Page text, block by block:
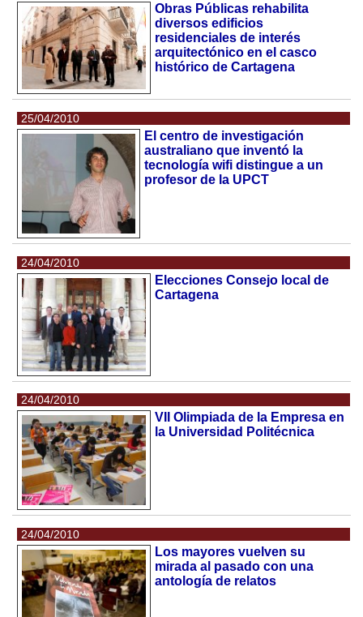
Obras Públicas rehabilita
diversos edificios
residenciales de interés
arquitectónico en el casco
histórico de Cartagena
25/04/2010
El centro de investigación
australiano que inventó la
tecnología wifi distingue a un
profesor de la UPCT
24/04/2010
Elecciones Consejo local de
Cartagena
24/04/2010
VII Olimpiada de la Empresa en
la Universidad Politécnica
24/04/2010
Los mayores vuelven su
mirada al pasado con una
antología de relatos